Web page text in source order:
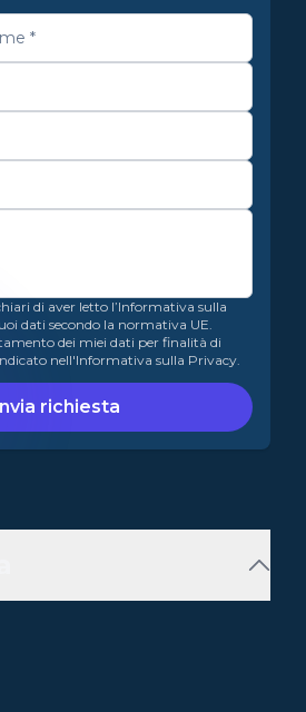
di aver letto l’Informativa sulla
dati secondo la normativa UE.
dei miei dati per finalità di
nell'Informativa sulla Privacy.
richiesta